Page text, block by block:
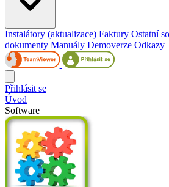
Instalátory (aktualizace) Faktury Ostatní
dokumenty Manuály Demoverze Odkazy
Přihlásit se
Úvod
Software